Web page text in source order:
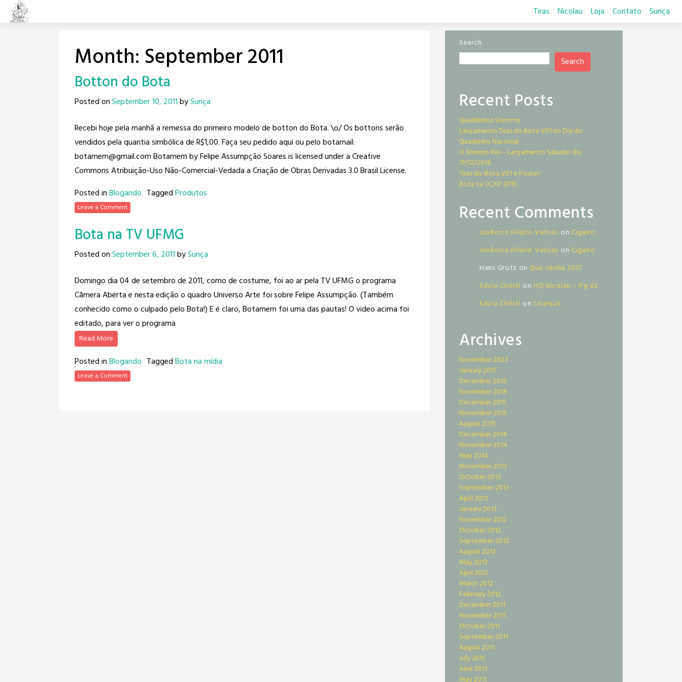
Skip
Tiras Nicolau Loja Contato Sunça
Month: September 2011
Botton do Bota
Posted onSeptember 10, 2011bySunça
Recebi hoje pela manhã a remessa do primeiro modelo de botton do Bota. \o/ Os bottons serão
vendidos pela quantia simbólica de R$1,00. Faça seu pedido aqui ou pelo botamail:
botamem@gmail.com Botamem by Felipe Assumpção Soares is licensed under a Creative
Commons Atribuição-Uso Não-Comercial-Vedada a Criação de Obras Derivadas 3.0 Brasil License.
Posted inBlogando TaggedProdutos
Leave a Comment
Bota na TV UFMG
Posted onSeptember 6, 2011bySunça
Domingo dia 04 de setembro de 2011, como de costume, foi ao ar pela TV UFMG o programa
Câmera Aberta e nesta edição o quadro Universo Arte foi sobre Felipe Assumpção. (Também
conhecido como o culpado pelo Bota!) E é claro, Botamem foi uma das pautas! O video acima foi
editado, para ver o programa
Read More
Posted inBlogando TaggedBota na mídia
Leave a Comment
Search
Search
Recent Posts
Quadrinhos Sonoros
Lançamento Tiras do Bota V01 no Dia do
Quadrinho Nacional
O Menino Rei – Lançamento Sábado dia
17/12/2016
Tiras do Bota V01 e Poster
Bota na CCXP 2016
Recent Comments
Juvêncio Hilário Veloso on Cigarro
Juvêncio Hilário Veloso on Cigarro
Hans Grotz on Que venha 2017
Sávio Christi on HQ Nicolau – Pg 02
Sávio Christi on Crianças
Archives
November 2023
January 2017
December 2016
November 2016
December 2015
November 2015
August 2015
December 2014
November 2014
May 2014
November 2013
October 2013
September 2013
April 2013
January 2013
November 2012
October 2012
September 2012
August 2012
May 2012
April 2012
March 2012
February 2012
December 2011
November 2011
October 2011
September 2011
August 2011
July 2011
June 2011